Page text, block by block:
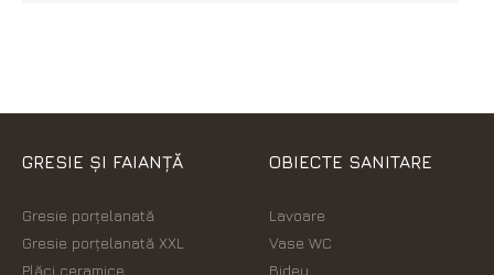
GRESIE ȘI FAIANȚĂ
Gresie porțelanată
Gresie porțelanată XXL
Plăci ceramice
OBIECTE SANITARE
Lavoare
Vase WC
Bideu